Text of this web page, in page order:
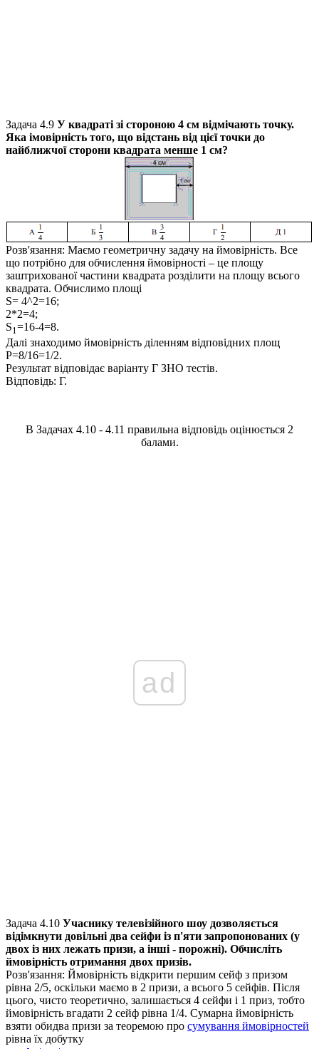
Задача 4.9 У квадраті зі стороною 4 см відмічають точку.
Яка імовірність того, що відстань від цієї точки до
найближчої сторони квадрата менше 1 см?
Розв'язання: Маємо геометричну задачу на ймовірність. Все
що потрібно для обчислення ймовірності – це площу
заштрихованої частини квадрата розділити на площу всього
квадрата. Обчислимо площі
S= 4^2=16;
2*2=4;
S1 =16-4=8.
Далі знаходимо ймовірність діленням відповідних площ
P=8/16=1/2.
Результат відповідає варіанту Г ЗНО тестів.
Відповідь: Г.
В Задачах 4.10 - 4.11 правильна відповідь оцінюється 2
балами.
ad
Задача 4.10 Учаснику телевізійного шоу дозволяється
відімкнути довільні два сейфи із п'яти запропонованих (у
двох із них лежать призи, а інші - порожні). Обчисліть
ймовірність отримання двох призів.
Розв'язання: Ймовірність відкрити першим сейф з призом
рівна 2/5, оскільки маємо в 2 призи, а всього 5 сейфів. Після
цього, чисто теоретично, залишається 4 сейфи і 1 приз, тобто
ймовірність вгадати 2 сейф рівна 1/4. Сумарна ймовірність
взяти обидва призи за теоремою про сумування ймовірностей
рівна їх добутку